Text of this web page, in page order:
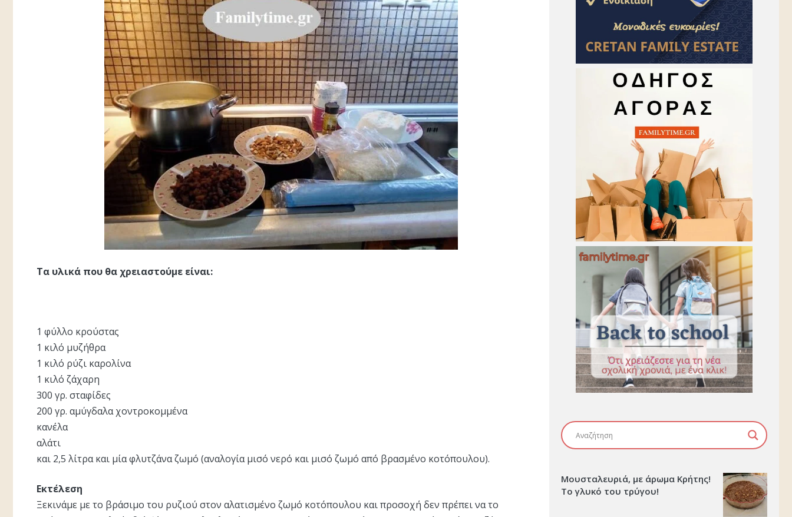
Τα υλικά που θα χρειαστούμε είναι:
1 φύλλο κρούστας
1 κιλό μυζήθρα
1 κιλό ρύζι καρολίνα
1 κιλό ζάχαρη
300 γρ. σταφίδες
200 γρ. αμύγδαλα χοντροκομμένα
κανέλα
αλάτι
και 2,5 λίτρα και μία φλυτζάνα ζωμό (αναλογία μισό νερό και μισό ζωμό από βρασμένο κοτόπουλου).
Εκτέλεση
Ξεκινάμε με το βράσιμο του ρυζιού στον αλατισμένο ζωμό κοτόπουλου και προσοχή δεν πρέπει να το
Μουσταλευριά, με άρωμα Κρήτης!
Το γλυκό του τρύγου!